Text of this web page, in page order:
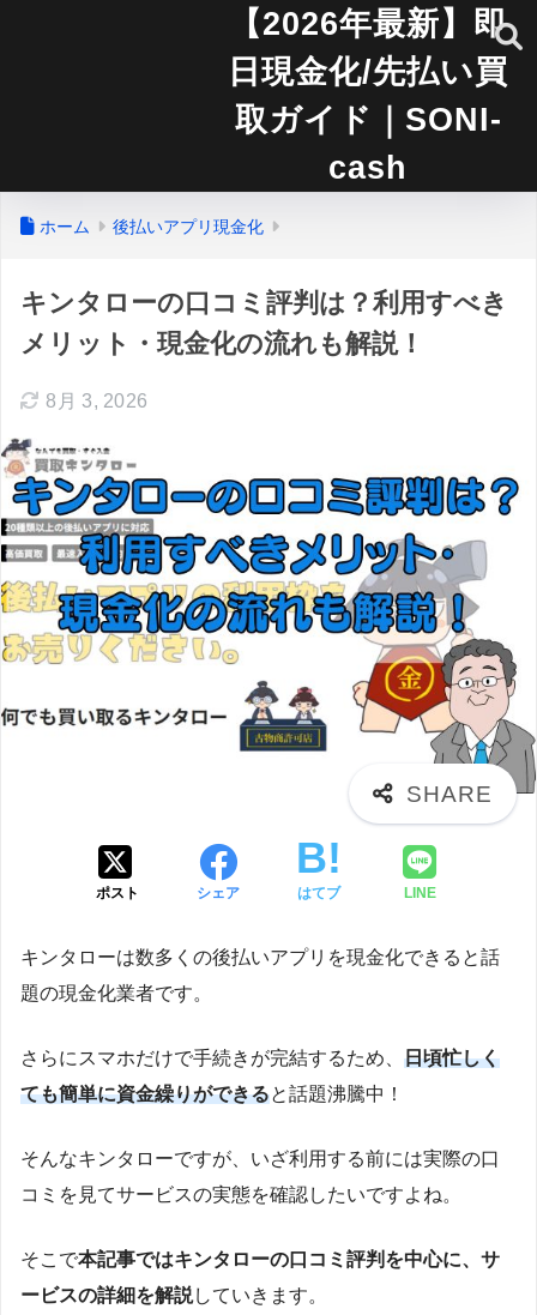
【2026年最新】即
日現金化/先払い買
取ガイド｜SONI-
cash
ホーム 後払いアプリ現金化
キンタローの口コミ評判は？利用すべき
メリット・現金化の流れも解説！
8月 3, 2026
ポスト シェア はてブ LINE
キンタローは数多くの後払いアプリを現金化できると話
題の現金化業者です。
さらにスマホだけで手続きが完結するため、 日頃忙しく
ても簡単に資金繰りができると話題沸騰中！
そんなキンタローですが、いざ利用する前には実際の口
コミを見てサービスの実態を確認したいですよね。
そこで本記事ではキンタローの口コミ評判を中心に、サ
ービスの詳細を解説していきます。